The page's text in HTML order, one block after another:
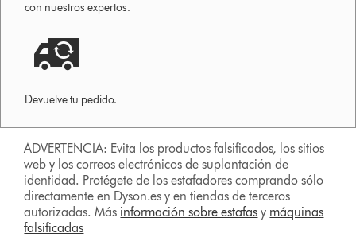
con nuestros expertos.
Devuelve tu pedido.
ADVERTENCIA: Evita los productos falsificados, los sitios
web y los correos electrónicos de suplantación de
identidad. Protégete de los estafadores comprando sólo
directamente en Dyson.es y en tiendas de terceros
autorizadas. Más información sobre estafas y máquinas
falsificadas